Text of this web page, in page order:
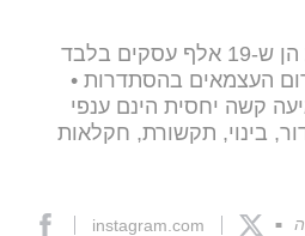
פרסום ראשון: ההערכות הן ש-19 אלף עסקים בלבד
העצמאים בהסתדרות •
קשה יחסית הינם ענפי
בינוי, תקשורת, חקלאות
■
instagram.com